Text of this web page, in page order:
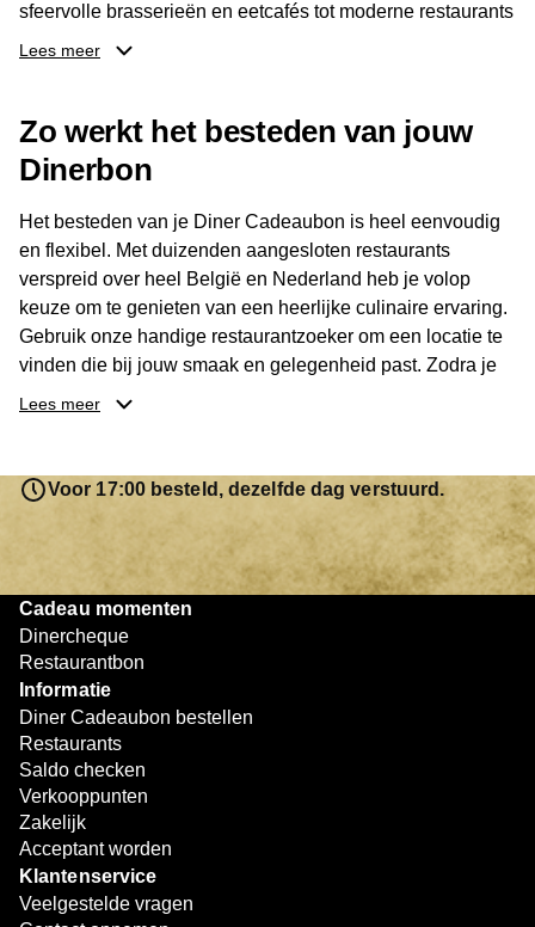
sfeervolle brasserieën en eetcafés tot moderne restaurants
en gastronomische locaties: er is voor ieder wat wils.
buurt, bijvoorbeeld in Brussel, Antwerpen, Gent of Brugge.
De ontvanger kiest zelf waar en wanneer er wordt genoten
van deze culinaire ervaring. Zo is de Diner Cadeaubon
niet alleen een diner, maar een bijzondere belevenis.
Lees meer
Zo werkt het besteden van jouw
Dinerbon
Het besteden van je Diner Cadeaubon is heel eenvoudig
en flexibel. Met duizenden aangesloten restaurants
verspreid over heel België en Nederland heb je volop
keuze om te genieten van een heerlijke culinaire ervaring.
Gebruik onze handige restaurantzoeker om een locatie te
vinden die bij jouw smaak en gelegenheid past. Zodra je
je keuze hebt gemaakt, kun je eenvoudig reserveren en na
resterende bedrag blijft gewoon op de bon staan en kan
later worden gebruikt. Zo geniet je keer op keer van
bijzondere eetmomenten.
Lees meer
Voor 17:00 besteld, dezelfde dag verstuurd.
Cadeau momenten
Dinercheque
Restaurantbon
Informatie
Diner Cadeaubon bestellen
Restaurants
Saldo checken
Verkooppunten
Zakelijk
Acceptant worden
Klantenservice
Veelgestelde vragen